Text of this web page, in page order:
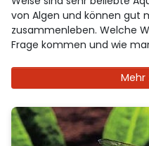
von Algen und können gut
zusammenleben. Welche
Frage kommen und wie
Mehr